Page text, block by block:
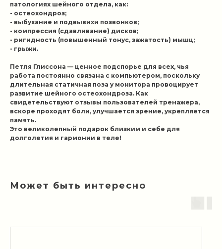
патологиях шейного отдела, как:
- остеохондроз;
- выбухание и подвывихи позвонков;
- компрессия (сдавливание) дисков;
- ригидность (повышенный тонус, зажатость) мышц;
- грыжи.
Петля Глиссона — ценное подспорье для всех, чья
работа постоянно связана с компьютером, поскольку
длительная статичная поза у монитора провоцирует
развитие шейного остеохондроза. Как
свидетельствуют отзывы пользователей тренажера,
вскоре проходят боли, улучшается зрение, укрепляется
память.
Это великолепный подарок близким и себе для
долголетия и гармонии в теле!
Может быть интересно